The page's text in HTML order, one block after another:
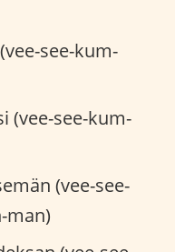
see-kum-
(vee-see-kum-
(vee-see-
man)